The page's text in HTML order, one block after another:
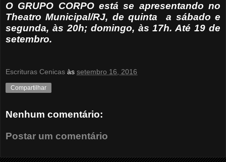
O GRUPO CORPO está se apresentando no
Theatro Municipal/RJ, de quinta a sábado e
segunda, às 20h; domingo, às 17h. Até 19 de
setembro.
Escrituras Cenicas às setembro 16, 2016
Compartilhar
Nenhum comentário:
Postar um comentário